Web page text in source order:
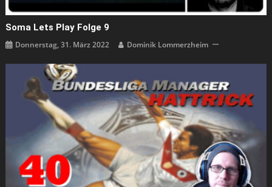
Soma Lets Play Folge 9
Donnerstag, 31. März 2022 Dominik Lommerzheim